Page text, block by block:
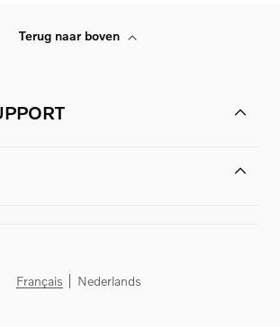
Terug naar boven
Français Nederlands